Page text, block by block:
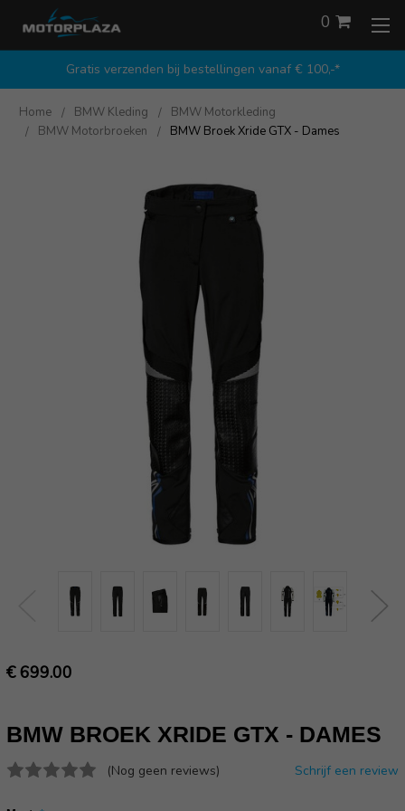
Gratis verzenden bij bestellingen vanaf € 100,-*
0
Home BMW Kleding
BMW Motorkleding
BMW Motorbroeken
BMW Broek Xride GTX - Dames
€ 699.00
BMW BROEK XRIDE GTX - DAMES
(Nog geen reviews) Schrijf een review